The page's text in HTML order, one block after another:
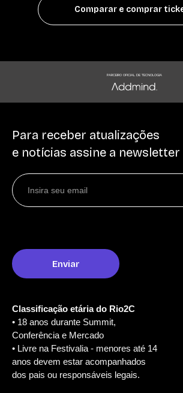
Comparar e comprar
PARCEIRO OFICIAL DE TECNOLOGIA
Para receber atualizações
e notícias assine a newsletter
Classificação etária do Rio2C
• 18 anos durante Summit,
Conferência e Mercado
• Livre na Festivalia - menores até 14
anos devem estar acompanhados
dos pais ou responsáveis legais.